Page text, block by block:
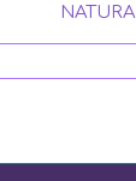
NATURA